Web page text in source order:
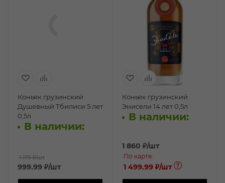
Коньяк грузинский
Душевный Тбилиси 5 лет
0,5л
В наличии:
1 179 ₽/шт
999.99 ₽/шт
Коньяк грузинский
Энисели 14 лет 0,5л
В наличии:
1 860 ₽/шт
По карте:
1 499.99 ₽/шт